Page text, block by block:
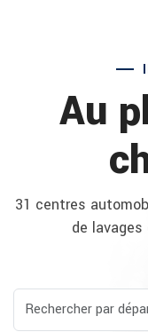
Au
31 centres
de